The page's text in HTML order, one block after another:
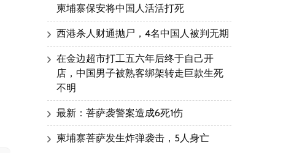
柬埔寨保安将中国人活活打死
西港杀人财通抛尸，4名中国人被判无期
在金边超市打工五六年后终于自己开
店，中国男子被熟客绑架转走巨款生死
不明
最新：菩萨袭警案造成6死1伤
柬埔寨菩萨发生炸弹袭击，5人身亡